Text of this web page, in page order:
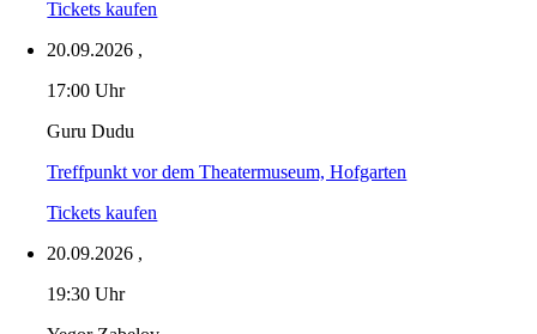
Tickets kaufen
20.09.2026 ,
17:00 Uhr
Guru Dudu
Treffpunkt vor dem Theatermuseum, Hofgarten
Tickets kaufen
20.09.2026 ,
19:30 Uhr